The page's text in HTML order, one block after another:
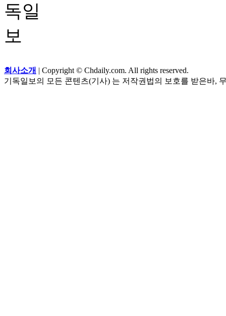
회사소개 | Copyright © Chdaily.com. All rights reserved.
기독일보의 모든 콘텐츠(기사) 는 저작권법의 보호를 받은바,